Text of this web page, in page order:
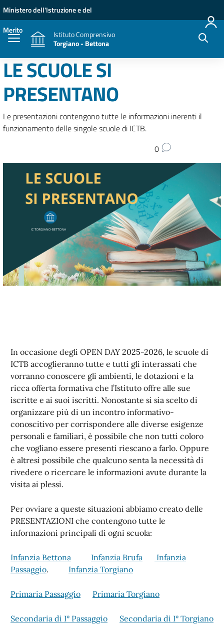
Vai ai contenuti
Vai al menu di navigazione
Vai al footer
Ministero dell'Istruzione e del
Merito
Istituto Comprensivo
Torgiano - Bettona
LE SCUOLE SI
PRESENTANO
Le presentazioni contengono tutte le informazioni inerenti il
funzionamento delle singole scuole di ICTB.
0
In occasione degli OPEN DAY 2025-2026, le scuole di
ICTB accoglieranno tutte e tutti gli interassati che
vorranno conoscere gli ambienti, le dotazioni e la
ricca offerta formativa che l’Istituto offre alle sue
iscritte e ai suoi iscritti. Nonostante si sia scelto di
organizzare più di un incontro informativo-
conoscitivo per corrispondere alle diverse esigenze
personali e familiari, è possibile che non tutti coloro
che vogliano essere presenti riescano a farlo. Oppure
è altresì possibile che qualcuno senta la necessità di
rivedere o ricercare le informazioni avute durante la
visita ai plessi.
Per ovviare a queste situazioni abbiamo creato delle
PRESENTAZIONI che contengono tutte le
informazioni principali di ogni scuola:
Infanzia Bettona Infanzia Brufa
Infanzia
Passaggio. Infanzia Torgiano
Primaria Passaggio Primaria Torgiano
Secondaria di I° Passaggio Secondaria di I° Torgiano